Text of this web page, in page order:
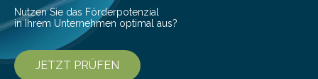
Nutzen Sie das Förderpotenzial
in Ihrem Unternehmen optimal aus?
JETZT PRÜFEN